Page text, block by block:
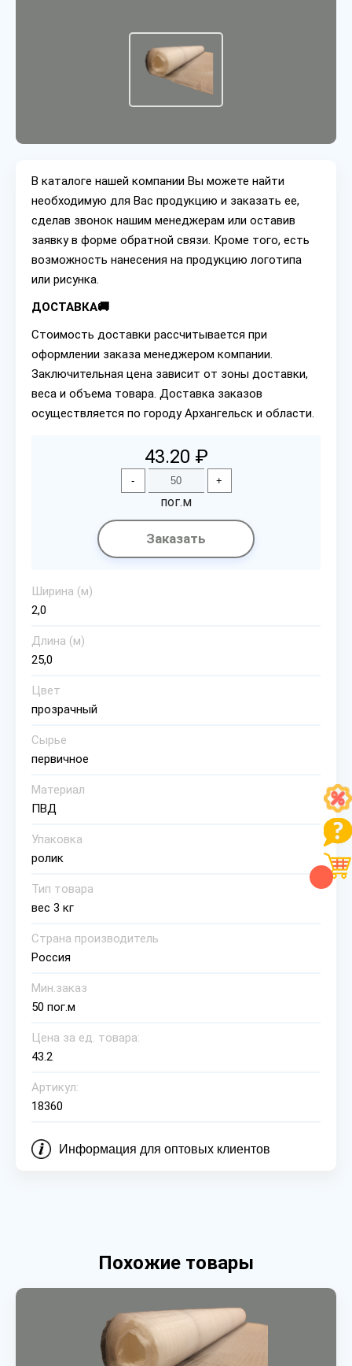
В каталоге нашей компании Вы можете найти
необходимую для Вас продукцию и заказать ее,
сделав звонок нашим менеджерам или оставив
заявку в форме обратной связи. Кроме того, есть
возможность нанесения на продукцию логотипа
или рисунка.
ДОСТАВКА🚚
Стоимость доставки рассчитывается при
оформлении заказа менеджером компании.
Заключительная цена зависит от зоны доставки,
веса и объема товара. Доставка заказов
осуществляется по городу Архангельск и области.
43.20 ₽
- +
пог.м
Заказать
Ширина (м)
2,0
Длина (м)
25,0
Цвет
прозрачный
Сырье
первичное
Материал
ПВД
Упаковка
ролик
Тип товара
вес 3 кг
Страна производитель
Россия
Мин.заказ
50 пог.м
Цена за ед. товара:
43.2
Артикул:
18360
Информация для оптовых клиентов
Похожие товары